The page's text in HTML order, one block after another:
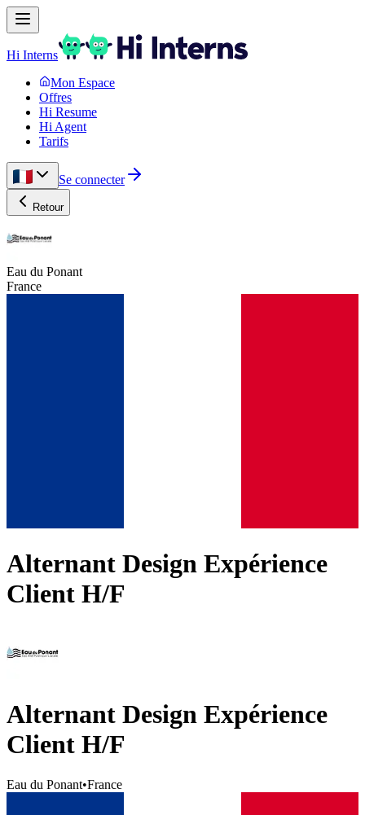
Hi Interns
Mon Espace
Offres
Hi Resume
Hi Agent
Tarifs
Se connecter
Retour
Eau du Ponant
France
Alternant Design Expérience
Client H/F
Alternant Design Expérience
Client H/F
Eau du Ponant•France